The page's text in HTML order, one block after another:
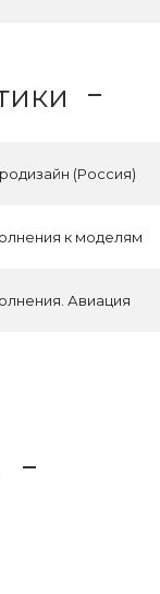
(Россия)
к моделям
Авиация